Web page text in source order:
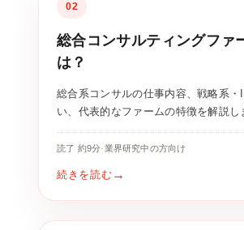
02
総合コンサルティングファ
は？
総合系コンサルの仕事内容、戦略系・
い、代表的なファームの特徴を解説し
読了 約9分·業界研究中の方向け
続きを読む